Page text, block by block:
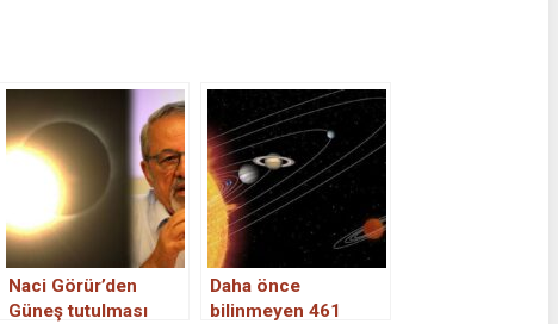
Naci Görür’den
Güneş tutulması
Daha önce
bilinmeyen 461